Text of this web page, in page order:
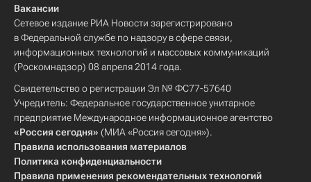
Вакансии
Сетевое издание РИА Новости зарегистрировано
в Федеральной службе по надзору в сфере связи,
информационных технологий и массовых коммуникаций
(Роскомнадзор) 08 апреля 2014 года.
Свидетельство о регистрации Эл № ФС77-57640
Учредитель: Федеральное государственное унитарное
предприятие Международное информационное агентство
«Россия сегодня» (МИА «Россия сегодня»).
Правила использования материалов
Политика конфиденциальности
Правила применения рекомендательных технологий